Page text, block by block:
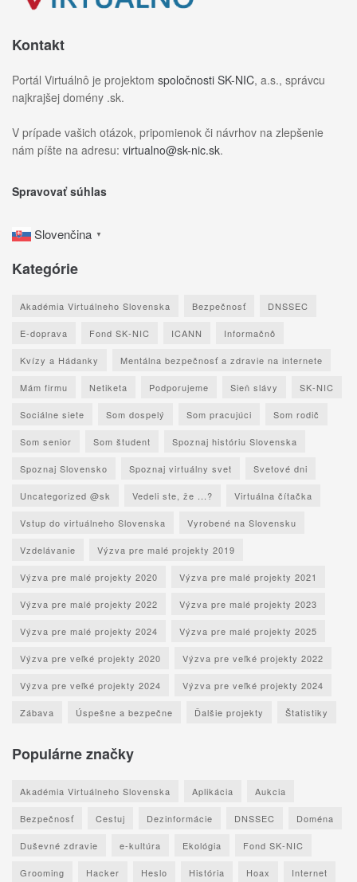
Kontakt
Portál Virtuálnô je projektom spoločnosti SK-NIC, a.s., správcu
najkrajšej domény .sk.
V prípade vašich otázok, pripomienok či návrhov na zlepšenie
nám píšte na adresu: virtualno@sk-nic.sk.
Spravovať súhlas
Slovenčina ▼
Kategórie
Akadémia Virtuálneho Slovenska Bezpečnosť DNSSEC
E-doprava Fond SK-NIC ICANN Informačnô
Kvízy a Hádanky Mentálna bezpečnosť a zdravie na internete
Mám firmu Netiketa Podporujeme Sieň slávy SK-NIC
Sociálne siete Som dospelý Som pracujúci Som rodič
Som senior Som študent Spoznaj históriu Slovenska
Spoznaj Slovensko Spoznaj virtuálny svet Svetové dni
Uncategorized @sk Vedeli ste, že ...? Virtuálna čítačka
Vstup do virtuálneho Slovenska Vyrobené na Slovensku
Vzdelávanie Výzva pre malé projekty 2019
Výzva pre malé projekty 2020 Výzva pre malé projekty 2021
Výzva pre malé projekty 2022 Výzva pre malé projekty 2023
Výzva pre malé projekty 2024 Výzva pre malé projekty 2025
Výzva pre veľké projekty 2020 Výzva pre veľké projekty 2022
Výzva pre veľké projekty 2024 Výzva pre veľké projekty 2024
Zábava Úspešne a bezpečne Ďalšie projekty Štatistiky
Populárne značky
Akadémia Virtuálneho Slovenska Aplikácia Aukcia
Bezpečnosť Cestuj Dezinformácie DNSSEC Doména
Duševné zdravie e-kultúra Ekológia Fond SK-NIC
Grooming Hacker Heslo História Hoax Internet